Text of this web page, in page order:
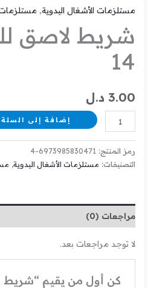
مستلزمات الأشغال اليدوية,مستلزمات
14
3.00 د.ل
إضافة إلى السلة
رمز المنتج: 6973985830471-4
التصنيفات:مستلزمات الأشغال اليدوية,
مراجعات (0)
لا توجد مراجعات بعد.